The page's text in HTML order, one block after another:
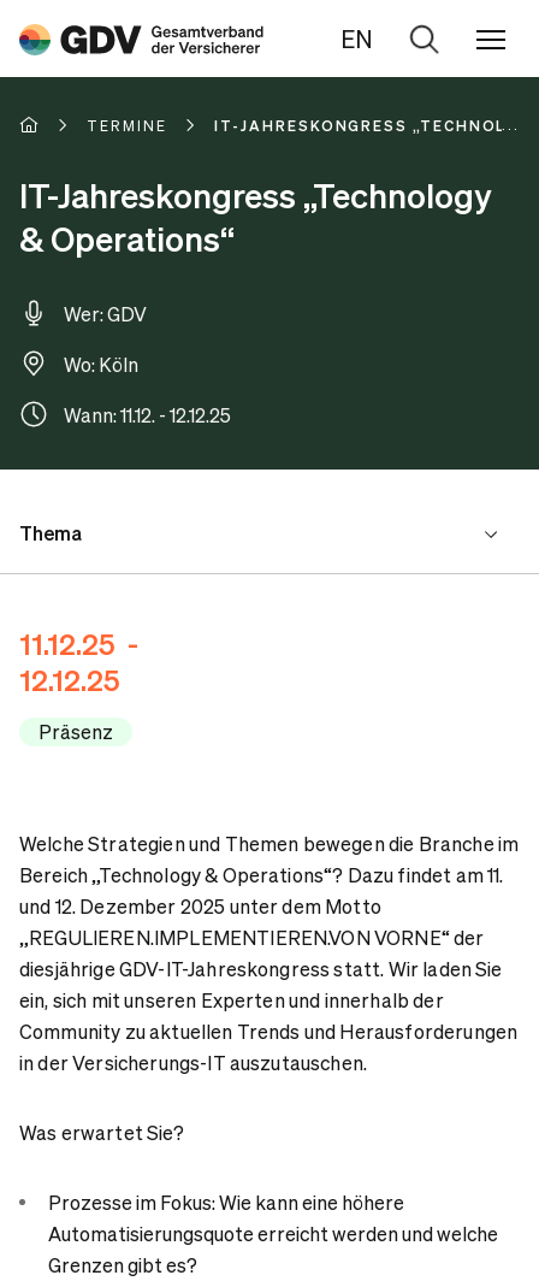
EN
Zur
TERMINE IT-JAHRESKONGRESS
IT-Jahreskongress „Technology
& Operations“
Wer: GDV
Wo: Köln
Wann: 11.12. - 12.12.25
Thema
11.12.25 -
12.12.25
Präsenz
Welche Strategien und Themen bewegen die Branche im
Bereich „Technology & Operations“? Dazu findet am 11.
und 12. Dezember 2025 unter dem Motto
„REGULIEREN.IMPLEMENTIEREN.VON VORNE“ der
diesjährige GDV-IT-Jahreskongress statt. Wir laden Sie
ein, sich mit unseren Experten und innerhalb der
Community zu aktuellen Trends und Herausforderungen
in der Versicherungs-IT auszutauschen.
Was erwartet Sie?
Prozesse im Fokus: Wie kann eine höhere
Automatisierungsquote erreicht werden und welche
Grenzen gibt es?